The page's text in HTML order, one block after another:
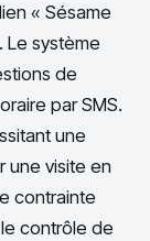
« Sésame
Le système
de
par SMS.
une
une visite en
contrainte
contrôle de